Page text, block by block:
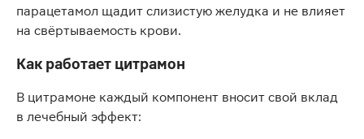
парацетамол щадит слизистую желудка и не влияет
на свёртываемость крови.
Как работает цитрамон
В цитрамоне каждый компонент вносит свой вклад
в лечебный эффект: